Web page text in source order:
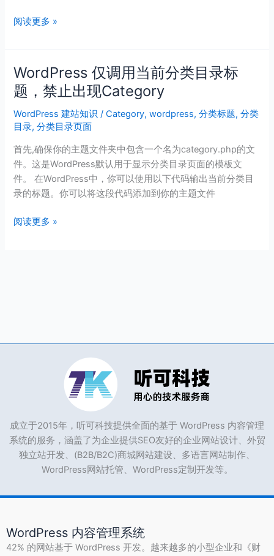
显
阅读更多 »
WordPress 仅调用当前分类目录标
题，禁止出现Category
WordPress 建站知识 /Category,wordpress,分类标题,分类
目录,分类目录页面
首先,确保你的主题文件夹中包含一个名为category.php的文
件。这是WordPress默认用于显示分类目录页面的模板文
件。 在WordPress中，你可以使用以下代码输出当前分类目
录的标题。你可以将这段代码添加到你的主题文件
WordPress
仅
调
用
当
前
分
类
目
标
阅读更多 »
成立于2015年，听可科技提供全面的基于 WordPress 内容管理
系统的服务，涵盖了为企业提供SEO友好的企业网站设计、外贸
独立站开发、(B2B/B2C)商城网站建设、多语言网站制作、
WordPress网站托管、WordPress定制开发等。
WordPress 内容管理系统
42% 的网站基于 WordPress 开发。越来越多的小型企业和《财